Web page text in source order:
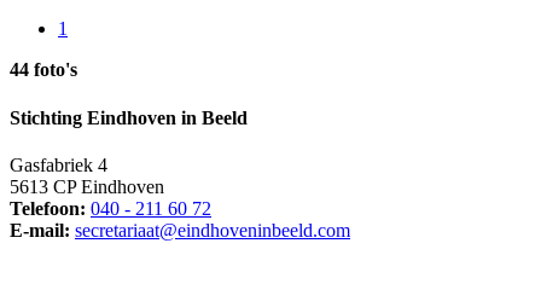
1
44 foto's
Stichting Eindhoven in Beeld
Gasfabriek 4
5613 CP Eindhoven
Telefoon: 040 - 211 60 72
E-mail: secretariaat@eindhoveninbeeld.com